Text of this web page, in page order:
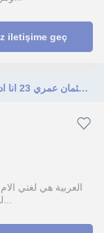
iletişime geç
مرحبا انا حسن عثمان عمري 23 انا ادرس في جامعة اوشاك كلية الهندسة قسم النسيج
العربية هي لغتي